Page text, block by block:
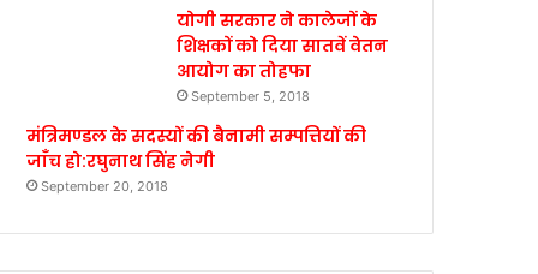
योगी सरकार ने कालेजों के
शिक्षकों को दिया सातवें वेतन
आयोग का तोहफा
September 5, 2018
मंत्रिमण्डल के सदस्यों की बैनामी सम्पत्तियों की
जाँच हो:रघुनाथ सिंह नेगी
September 20, 2018